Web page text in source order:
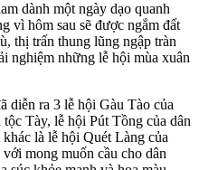
dành một ngày dạo quanh
vì hôm sau sẽ được ngắm đất
thị trấn thung lũng ngập tràn
nghiệm những lễ hội mùa xuân
diễn ra 3 lễ hội Gàu Tào của
Tày, lễ hội Pút Tồng của dân
là lễ hội Quét Làng của
mong muốn cầu cho dân